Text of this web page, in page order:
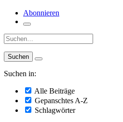
Abonnieren
Suche:
Suchen in:
Alle Beiträge
Gepanschtes A-Z
Schlagwörter